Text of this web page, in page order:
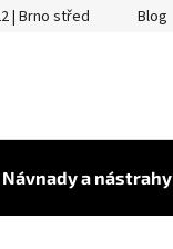
| Brno střed Blog
Návnady a nástrahy